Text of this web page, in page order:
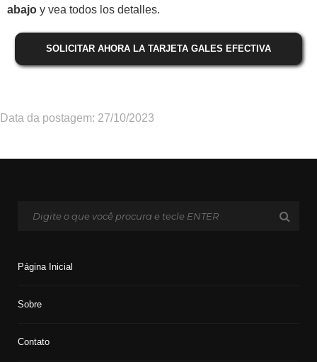
abajo y vea todos los detalles.
SOLICITAR AHORA LA TARJETA GALES EFECTIVA
Data da postagem: 27/10/2023
Página Inicial
Sobre
Contato